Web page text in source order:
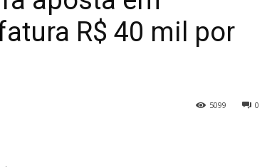
R$ 40 mil por
0
5099